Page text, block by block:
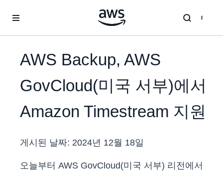
AWS Backup, AWS
GovCloud(미국 서부)에서
Amazon Timestream 지원
게시된 날짜: 2024년 12월 18일
오늘부터 AWS GovCloud(미국 서부) 리전에서